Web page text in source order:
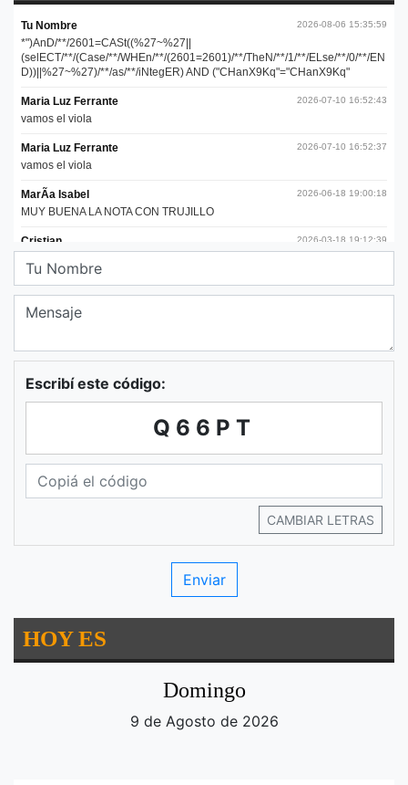
Escribí este código:
Q66PT
CAMBIAR LETRAS
HOY ES
Domingo
9 de Agosto de 2026